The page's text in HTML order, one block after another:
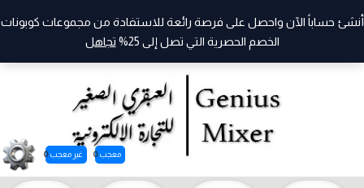
معجب 0 غير معجب 0
أنشئ حساباً الآن واحصل على فرصة رائعة للاستفادة من مجموعات كوبونات
الخصم الحصرية التي تصل إلى 25%
تجاهل
تخطي